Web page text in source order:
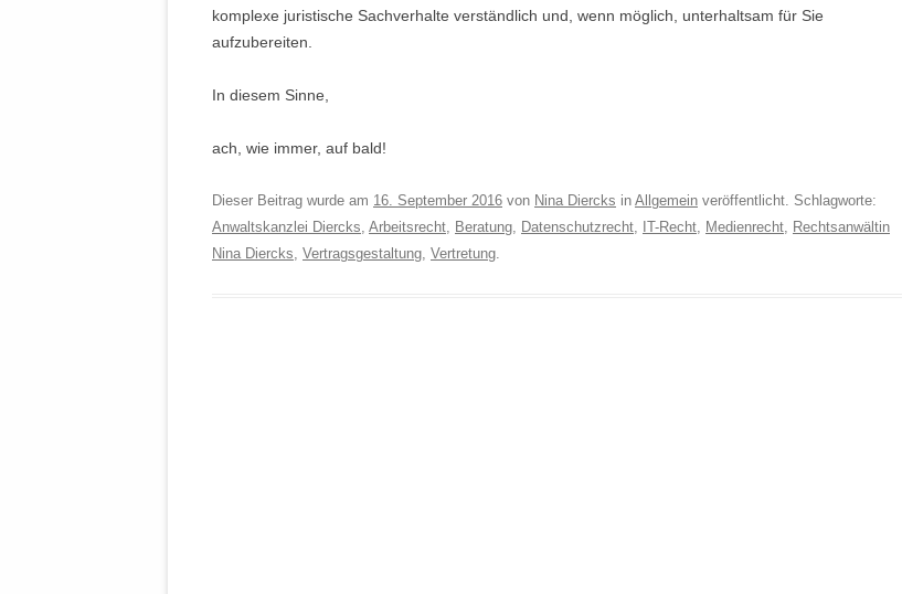
komplexe juristische Sachverhalte verständlich und, wenn möglich, unterhaltsam für Sie
aufzubereiten.
In diesem Sinne,
ach, wie immer, auf bald!
Dieser Beitrag wurde am 16. September 2016 von Nina Diercks in Allgemein veröffentlicht. Schlagworte:
Anwaltskanzlei Diercks, Arbeitsrecht, Beratung, Datenschutzrecht, IT-Recht, Medienrecht, Rechtsanwältin
Nina Diercks, Vertragsgestaltung, Vertretung.